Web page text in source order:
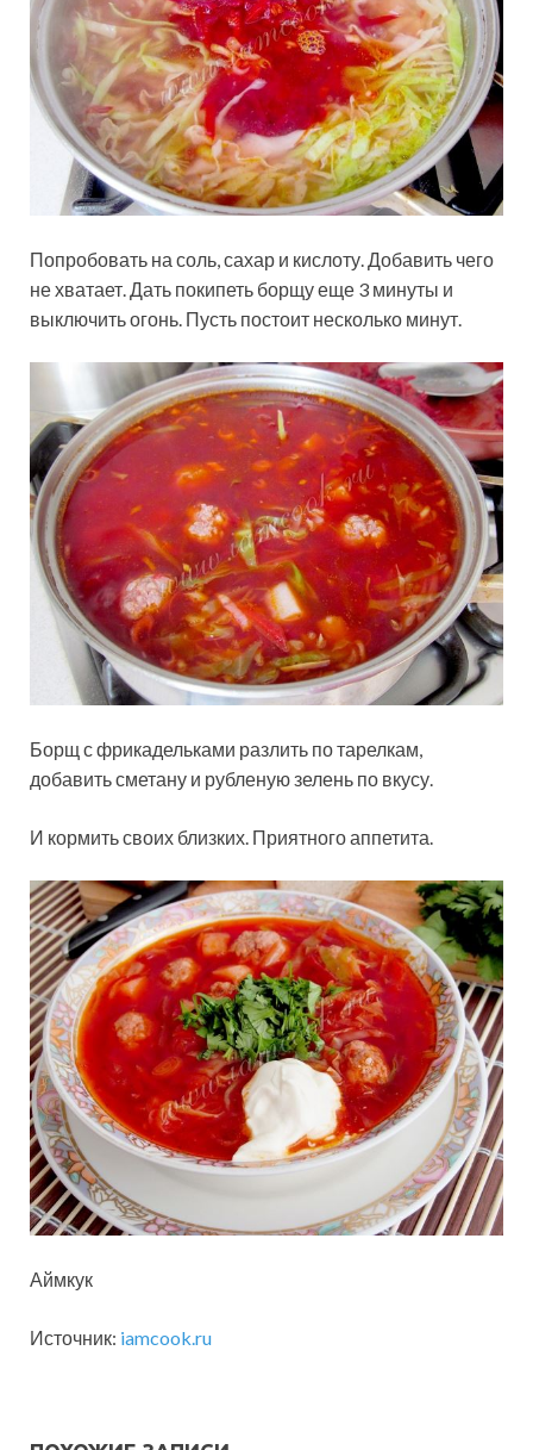
Попробовать на соль, сахар и кислоту. Добавить чего
не хватает. Дать покипеть борщу еще 3 минуты и
выключить огонь. Пусть постоит несколько минут.
Борщ с фрикадельками разлить по тарелкам,
добавить сметану и рубленую зелень по вкусу.
И кормить своих близких. Приятного аппетита.
Аймкук
Источник: iamcook.ru